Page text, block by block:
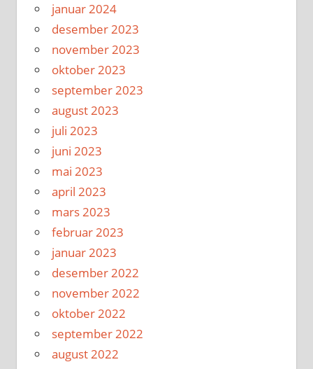
januar 2024
desember 2023
november 2023
oktober 2023
september 2023
august 2023
juli 2023
juni 2023
mai 2023
april 2023
mars 2023
februar 2023
januar 2023
desember 2022
november 2022
oktober 2022
september 2022
august 2022